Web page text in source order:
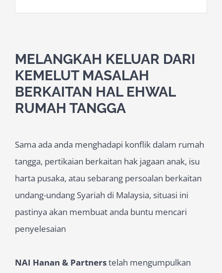
MELANGKAH KELUAR DARI
KEMELUT MASALAH
BERKAITAN HAL EHWAL
RUMAH TANGGA
Sama ada anda menghadapi konflik dalam rumah
tangga, pertikaian berkaitan hak jagaan anak, isu
harta pusaka, atau sebarang persoalan berkaitan
undang-undang Syariah di Malaysia, situasi ini
pastinya akan membuat anda buntu mencari
penyelesaian
NAI Hanan & Partnerstelah mengumpulkan